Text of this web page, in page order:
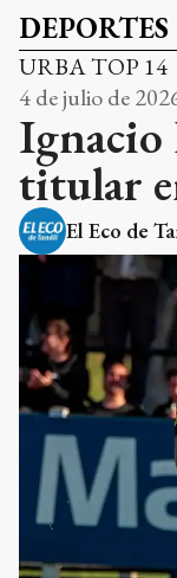
DEPORTES
URBA TOP 14
4 de julio de
Ignacio
titular
El Eco de